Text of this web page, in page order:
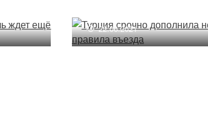
22.06.2021